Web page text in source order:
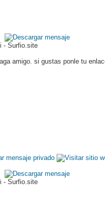
- Surfio.site
amigo. si gustas ponle tu
- Surfio.site